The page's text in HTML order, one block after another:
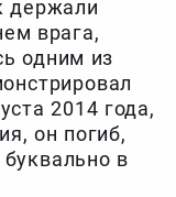
держали
врага,
одним из
2014 года,
он погиб,
в